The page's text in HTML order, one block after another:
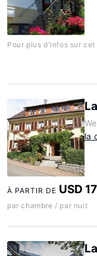
Pour plus d'infos sur cet
la
À PARTIR DE USD
par chambre / par nuit